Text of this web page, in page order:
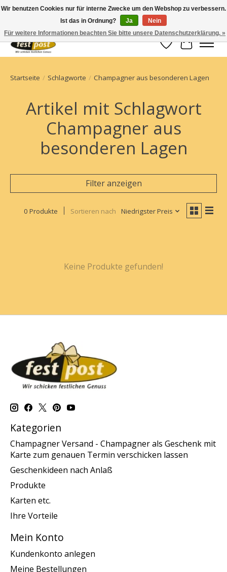
Champagner einfach geschickt
Wunschzettel
Ihr
Startseite / Schlagworte / Champagner aus besonderen Lagen
Artikel mit Schlagwort
Champagner aus
besonderen Lagen
Filter anzeigen
0 Produkte Sortieren nach Niedrigster Preis
Keine Produkte gefunden!
Kategorien
Champagner Versand - Champagner als Geschenk mit
Karte zum genauen Termin verschicken lassen
Geschenkideen nach Anlaß
Produkte
Karten etc.
Ihre Vorteile
Mein Konto
Kundenkonto anlegen
Meine Bestellungen
Wir benutzen Cookies nur für interne Zwecke um den Webshop zu verbessern.
Ist das in Ordnung?
Ja
Nein
Für weitere Informationen beachten Sie bitte unsere Datenschutzerklärung. »